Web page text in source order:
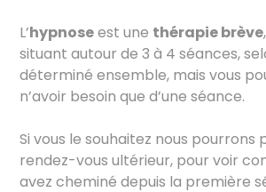
L’hypnoseest une thérapie brève
situant autour de 3 à 4 séances,
déterminé ensemble, mais vous
n’avoir besoin que d’une séance.
Si vous le souhaitez nous
rendez-vous ultérieur, pour voir
avez cheminé depuis la première